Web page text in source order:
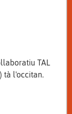
TAL
l'occitan.